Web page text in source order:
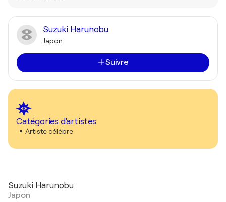
Suzuki Harunobu
Japon
Suivre
Catégories d'artistes
Artiste célèbre
Suzuki Harunobu
Japon